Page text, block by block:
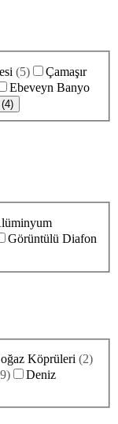
(5)
Çamaşır
Ebeveyn Banyo
Görüntülü Diafon
Köprüleri (2)
)
Deniz